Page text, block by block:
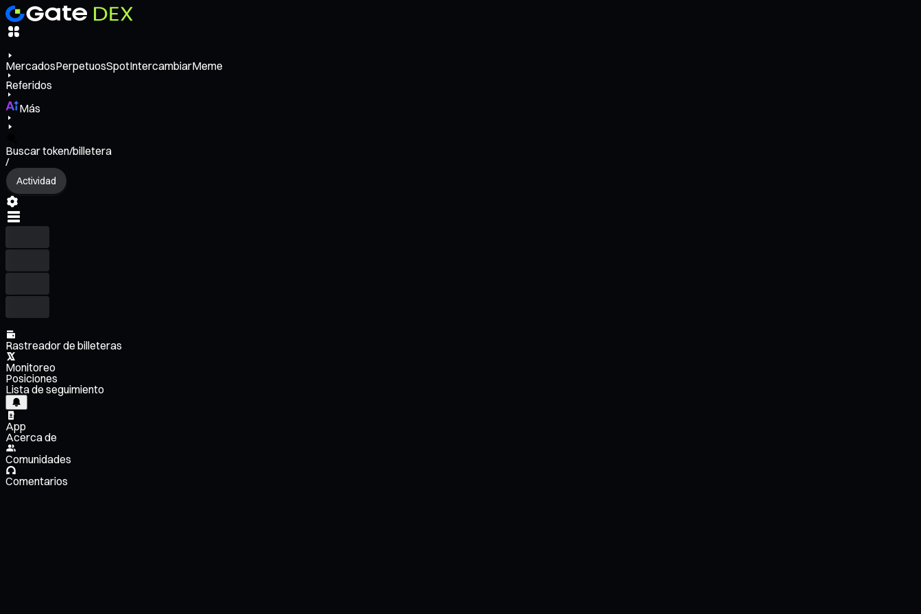
MercadosPerpetuosSpotIntercambiarMeme
Referidos
Más
Buscar token/billetera
/
Actividad
Rastreador de billeteras
Monitoreo
Posiciones
Lista de seguimiento
App
Acerca de
Comunidades
Comentarios